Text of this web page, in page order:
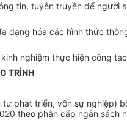
tin, tuyên truyền để người
dạng hóa các hình thức
nghiệm thực hiện công
TRÌNH
phát triển, vốn sự nghiệp)
theo phân cấp ngân sách